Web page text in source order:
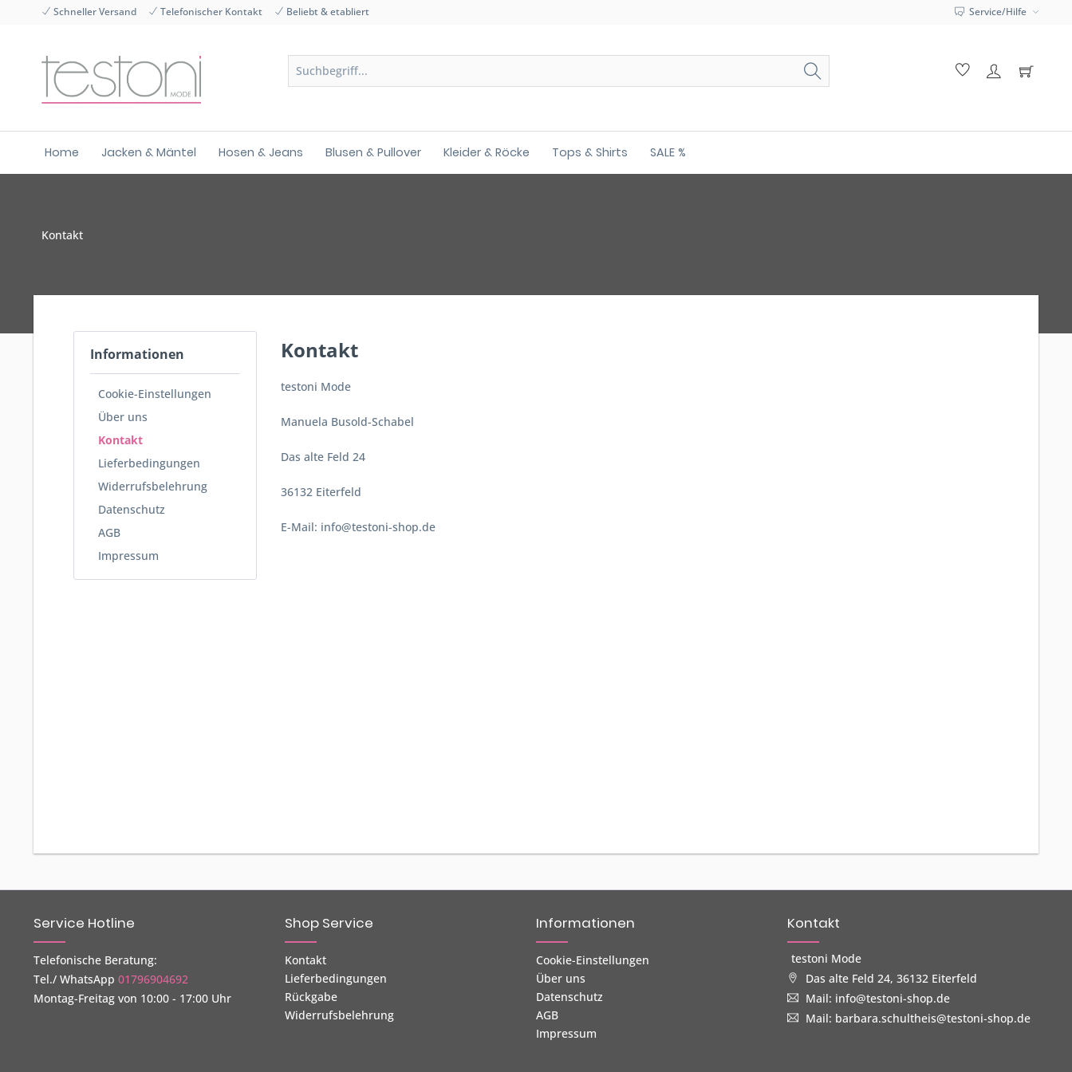
Schneller Versand Telefonischer Kontakt Beliebt & etabliert Service/Hilfe
Home Jacken & Mäntel Hosen & Jeans Blusen & Pullover Kleider & Röcke Tops & Shirts SALE %
Kontakt
Informationen
Cookie-Einstellungen
Über uns
Kontakt
Lieferbedingungen
Widerrufsbelehrung
Datenschutz
AGB
Impressum
Kontakt
testoni Mode
Manuela Busold-Schabel
Das alte Feld 24
36132 Eiterfeld
E-Mail: info@testoni-shop.de
Service Hotline
Telefonische Beratung:
Tel./ WhatsApp 01796904692
Montag-Freitag von 10:00 - 17:00 Uhr
Shop Service
Kontakt
Lieferbedingungen
Rückgabe
Widerrufsbelehrung
Informationen
Cookie-Einstellungen
Über uns
Datenschutz
AGB
Impressum
Kontakt
testoni Mode
Das alte Feld 24, 36132 Eiterfeld
Mail: info@testoni-shop.de
Mail: barbara.schultheis@testoni-shop.de